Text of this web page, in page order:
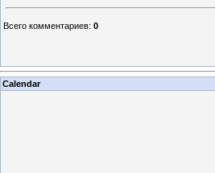
Всего комментариев: 0
Calendar